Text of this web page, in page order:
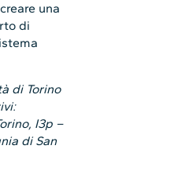
una
di
di Torino
I3p –
di San